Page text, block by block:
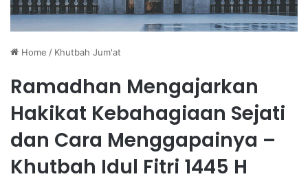
Home / Khutbah Jum'at
Ramadhan Mengajarkan
Hakikat Kebahagiaan Sejati
dan Cara Menggapainya –
Khutbah Idul Fitri 1445 H